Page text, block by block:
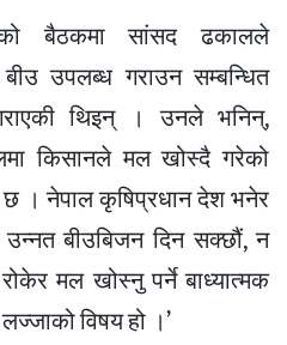
बैठकमा सांसद ढकालले
उपलब्ध गराउन सम्बन्धित
थिइन् । उनले भनिन्,
किसानले मल खोस्दै गरेको
छ । नेपाल कृषिप्रधान देश भनेर
बीउबिजन दिन सक्छौं, न
मल खोस्नु पर्ने बाध्यात्मक
विषय हो ।’